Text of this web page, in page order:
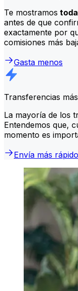
Te mostramos
antes de que
exactamente por
comisiones más
Gasta menos
Transferencias
La mayoría de los
Entendemos que,
momento es
Envía más rápido